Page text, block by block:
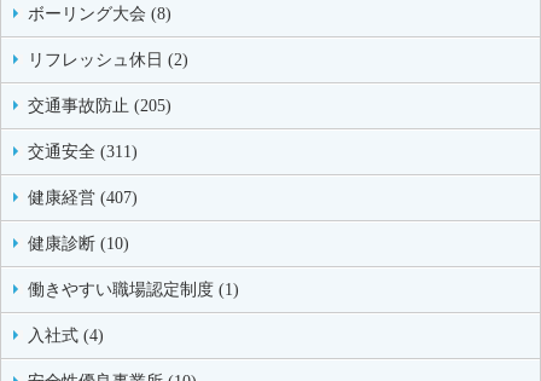
ボーリング大会 (8)
リフレッシュ休日 (2)
交通事故防止 (205)
交通安全 (311)
健康経営 (407)
健康診断 (10)
働きやすい職場認定制度 (1)
入社式 (4)